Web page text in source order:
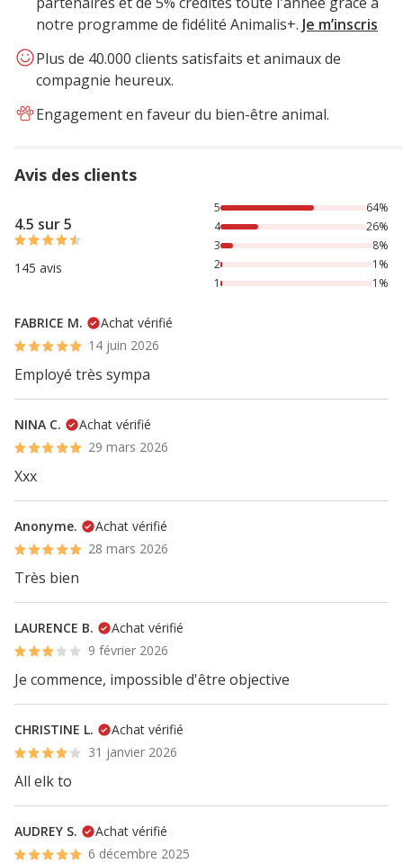
notre programme de fidélité Animalis+. Je m’inscris
Plus de 40.000 clients satisfaits et animaux de
compagnie heureux.
Engagement en faveur du bien-être animal.
Avis des clients
4.5 sur 5
145 avis
64% des personnes lont noté avec {1} étoiles, 26% des
5
64%
4
26%
3
8%
2
1%
1
1%
FABRICE M.
Achat vérifié
14 juin 2026
Employé très sympa
NINA C.
Achat vérifié
29 mars 2026
Xxx
Anonyme.
Achat vérifié
28 mars 2026
Très bien
LAURENCE B.
Achat vérifié
9 février 2026
Je commence, impossible d'être objective
CHRISTINE L.
Achat vérifié
31 janvier 2026
All elk to
AUDREY S.
Achat vérifié
6 décembre 2025